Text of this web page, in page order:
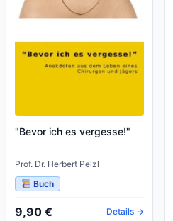
"Bevor ich es vergesse!"
Prof. Dr. Herbert Pelzl
Buch
9,90 € Details →